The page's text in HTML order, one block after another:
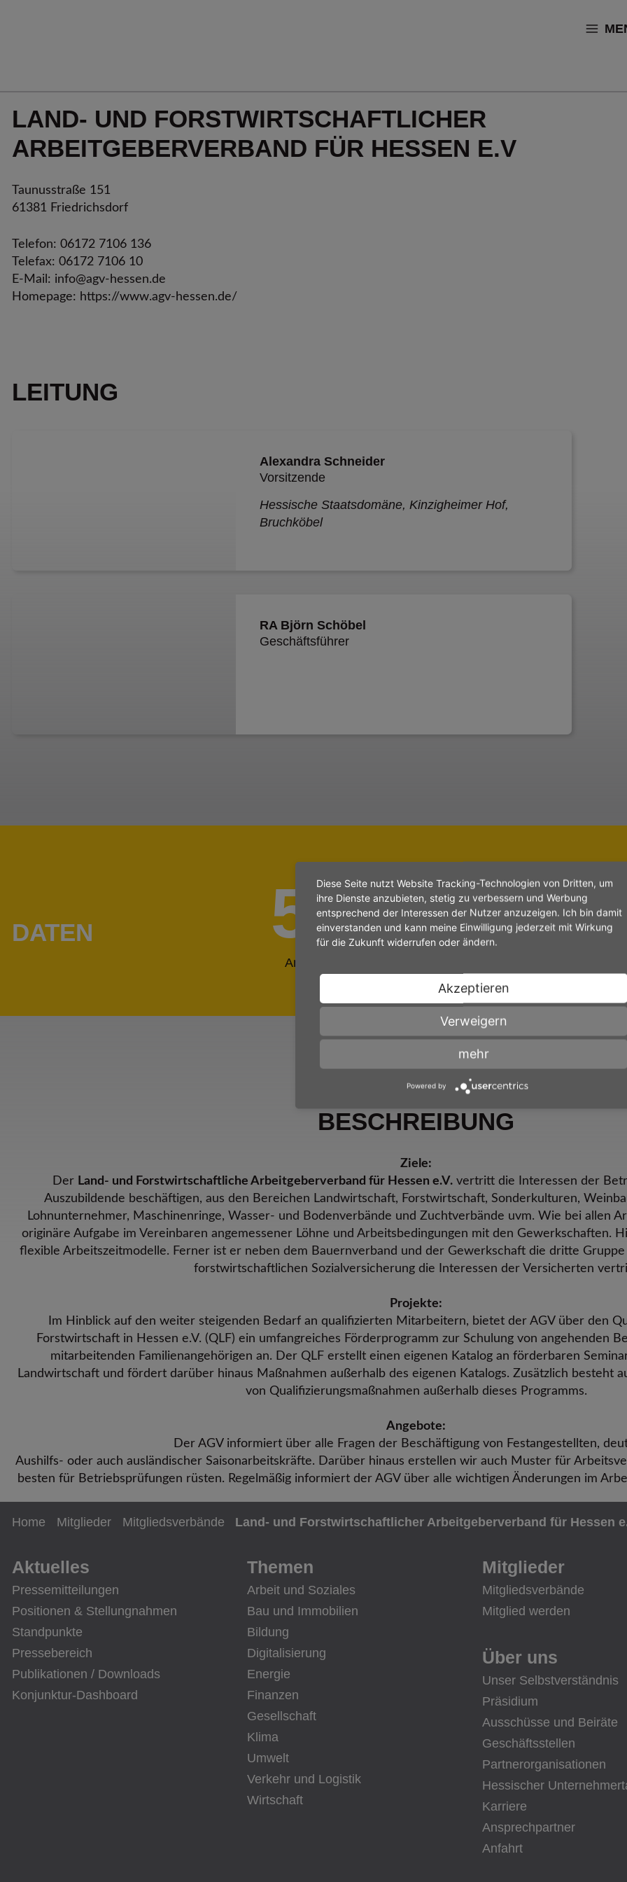
LAND- UND FORSTWIRT­SCHAFTLICHER
ARBEITGEBER­VERBAND FÜR HESSEN E.V
Taunusstraße 151
61381 Friedrichsdorf
Telefon: 06172 7106 136
Telefax: 06172 7106 10
E-Mail: info@agv-hessen.de
Homepage: https://www.agv-hessen.de/
LEITUNG
Alexandra Schneider
Vorsitzende
Hessische Staatsdomäne, Kinzigheimer Hof,
Bruchköbel
RA Björn Schöbel
Geschäfts­führer
DATEN 58.000
Anzahl der Mitgliedsunternehmen
BESCHREIBUNG
Ziele:
Der Land- und Forstwirtschaftliche Arbeitgeberverband für Hessen e.V. vertritt die Interessen der
Auszubildende beschäftigen, aus den Bereichen Landwirtschaft, Forstwirtschaft, Sonderkulturen,
Lohnunternehmer, Maschinenringe, Wasser- und Bodenverbände und Zuchtverbände uvm. Wie bei allen
originäre Aufgabe im Vereinbaren angemessener Löhne und Arbeitsbedingungen mit den Gewerkschaften.
flexible Arbeitszeitmodelle. Ferner ist er neben dem Bauernverband und der Gewerkschaft die dritte
forstwirtschaftlichen Sozialversicherung die Interessen der Versicherten
Projekte:
Im Hinblick auf den weiter steigenden Bedarf an qualifizierten Mitarbeitern, bietet der AGV über den
Forstwirtschaft in Hessen e.V. (QLF) ein umfangreiches Förderprogramm zur Schulung von angehenden
mitarbeitenden Familienangehörigen an. Der QLF erstellt einen eigenen Katalog an förderbaren
Landwirtschaft und fördert darüber hinaus Maßnahmen außerhalb des eigenen Katalogs. Zusätzlich besteht
von Qualifizierungsmaßnahmen außerhalb dieses Programms.
Angebote:
Der AGV informiert über alle Fragen der Beschäftigung von Festangestellten,
Aushilfs- oder auch ausländischer Saisonarbeitskräfte. Darüber hinaus erstellen wir auch Muster für
besten für Betriebsprüfungen rüsten. Regelmäßig informiert der AGV über alle wichtigen Änderungen im
Home Mitglieder Mitgliedsverbände Land- und Forstwirt­schaftlicher Arbeitgeber­verband für Hessen
Aktuelles
Pressemitteilungen
Positionen & Stellungnahmen
Standpunkte
Pressebereich
Publikationen / Downloads
Konjunktur-Dashboard
Themen
Arbeit und Soziales
Bau und Immobilien
Bildung
Digitalisierung
Energie
Finanzen
Gesellschaft
Klima
Umwelt
Verkehr und Logistik
Wirtschaft
Mitglieder
Mitgliedsverbände
Mitglied werden
Über uns
Unser Selbstverständnis
Präsidium
Ausschüsse und Beiräte
Geschäftsstellen
Partnerorganisationen
Hessischer
Karriere
Ansprechpartner
Anfahrt
Diese Seite nutzt Website Tracking-Technologien von Dritten, um
ihre Dienste anzubieten, stetig zu verbessern und Werbung
entsprechend der Interessen der Nutzer anzuzeigen. Ich bin damit
einverstanden und kann meine Einwilligung jederzeit mit Wirkung
für die Zukunft widerrufen oder ändern.
Akzeptieren
Verweigern
mehr
Powered by